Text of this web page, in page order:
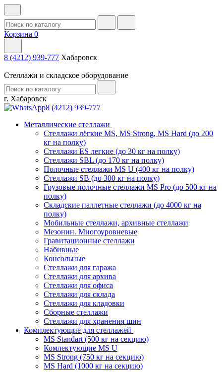
Корзина 0
8 (4212) 939-777 Хабаровск
Стеллажи и складское оборудование
г. Хабаровск
8 (4212) 939-777
Металлические стеллажи
Стеллажи лёгкие MS, MS Strong, MS Hard (до 200
кг на полку)
Стеллажи ES легкие (до 30 кг на полку)
Стеллажи SBL (до 170 кг на полку)
Полочные стеллажи MS U (400 кг на полку)
Стеллажи SB (до 300 кг на полку)
Грузовые полочные стеллажи MS Pro (до 500 кг на
полку)
Складские паллетные стеллажи (до 4000 кг на
полку)
Мобильные стеллажи, архивные стеллажи
Мезонин. Многоуровневые
Гравитационные стеллажи
Набивные
Консольные
Стеллажи для гаража
Стеллажи для архива
Стеллажи для офиса
Стеллажи для склада
Стеллажи для кладовки
Сборные стеллажи
Стеллажи для хранения шин
Комплектующие для стеллажей
MS Standart (500 кг на секцию)
Комлектующие MS U
MS Strong (750 кг на секцию)
MS Hard (1000 кг на секцию)